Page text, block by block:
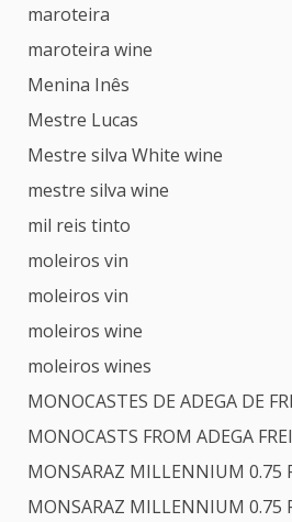
maroteira
maroteira wine
Menina Inês
Mestre Lucas
Mestre silva White wine
mestre silva wine
mil reis tinto
moleiros vin
moleiros vin
moleiros wine
moleiros wines
MONOCASTES DE ADEGA DE
MONOCASTS FROM ADEGA
MONSARAZ MILLENNIUM 0.75
MONSARAZ MILLENNIUM 0.75